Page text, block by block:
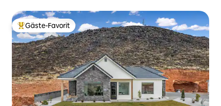
Beliebter Gäste-Favorit.
Gäste-Favorit